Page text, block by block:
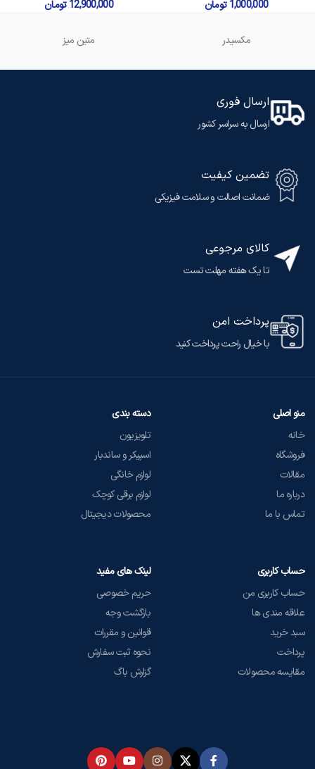
1,000,000 تومان
12,900,000 تومان
مکسیدر متین میز
ارسال فوری
ارسال به سراسر کشور
تضمین کیفیت
ضمانت اصالت و سلامت فیزیکی
کالای مرجوعی
تا یک هفته مهلت تست
پرداخت امن
با خیال راحت پرداخت کنید
منو اصلی
خانه
فروشگاه
مقالات
درباره ما
تماس با ما
دسته بندی
تلویزیون
اسپیکر و ساندبار
لوازم خانگی
لوازم برقی کوچک
محصولات دیجیتال
حساب کاربری
حساب کاربری من
علاقه مندی ها
سبد خرید
پرداخت
مقایسه محصولات
لینک های مفید
حریم خصوصی
بازگشت وجه
قوانین و مقررات
نحوه ثبت سفارش
گزارش باگ